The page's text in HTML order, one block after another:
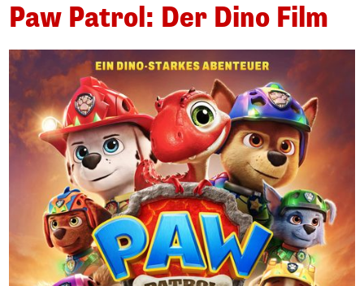
Paw Patrol: Der Dino Film